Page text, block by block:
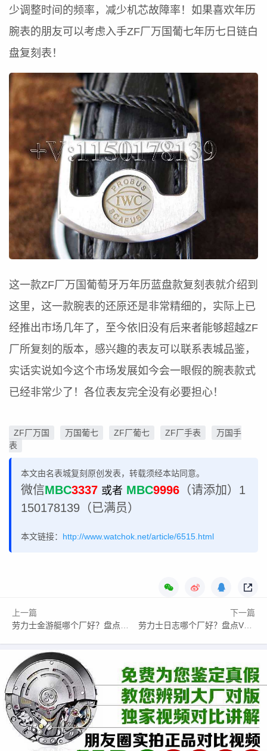
少调整时间的频率，减少机芯故障率！如果喜欢年历
腕表的朋友可以考虑入手ZF厂万国葡七年历七日链白
盘复刻表！
这一款ZF厂万国葡萄牙万年历蓝盘款复刻表就介绍到
这里，这一款腕表的还原还是非常精细的，实际上已
经推出市场几年了，至今依旧没有后来者能够超越ZF
厂所复刻的版本，感兴趣的表友可以联系表城品鉴，
实话实说如今这个市场发展如今会一眼假的腕表款式
已经非常少了！各位表友完全没有必要担心！
ZF厂万国 万国葡七 ZF厂葡七 ZF厂手表
万国手
表
本文由名表城复刻原创发表，转载须经本站同意。
微信MBC3337 或者 MBC9996 （请添加）1
150178139（已满员）
本文链接： http://www.watchok.net/article/6515.html
上一篇
劳力士金游艇哪个厂好？盘点VS厂金游艇有哪些优势？
下一篇
劳力士日志哪个厂好？盘点VS厂日志薄荷绿有哪些优势？